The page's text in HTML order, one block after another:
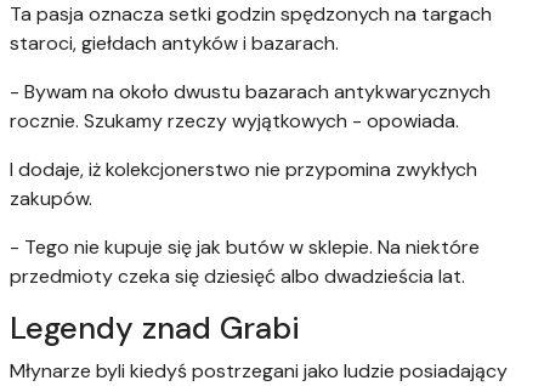
Ta pasja oznacza setki godzin spędzonych na targach
staroci, giełdach antyków i bazarach.
- Bywam na około dwustu bazarach antykwarycznych
rocznie. Szukamy rzeczy wyjątkowych - opowiada.
I dodaje, iż kolekcjonerstwo nie przypomina zwykłych
zakupów.
- Tego nie kupuje się jak butów w sklepie. Na niektóre
przedmioty czeka się dziesięć albo dwadzieścia lat.
Legendy znad Grabi
Młynarze byli kiedyś postrzegani jako ludzie posiadający